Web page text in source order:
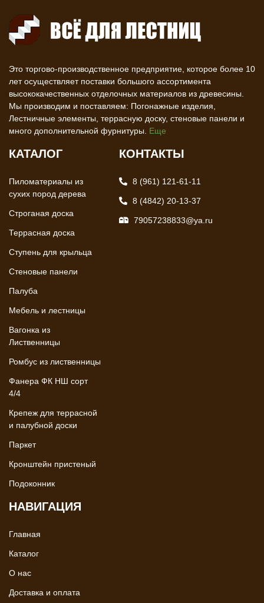
Это торгово-производственное предприятие, которое более 10
лет осуществляет поставки большого ассортимента
высококачественных отделочных материалов из древесины.
Мы производим и поставляем: Погонажные изделия,
Лестничные элементы, террасную доску, стеновые панели и
много дополнительной фурнитуры. Еще
КАТАЛОГ
Пиломатериалы из
сухих пород дерева
Строганая доска
Террасная доска
Ступень для крыльца
Стеновые панели
Палуба
Мебель и лестницы
Вагонка из
Лиственницы
Ромбус из лиственницы
Фанера ФК НШ сорт
4/4
Крепеж для террасной
и палубной доски
Паркет
Кронштейн пристеный
Подоконник
НАВИГАЦИЯ
Главная
Каталог
О нас
Доставка и оплата
КОНТАКТЫ
8 (961) 121-61-11
8 (4842) 20-13-37
79057238833@ya.ru